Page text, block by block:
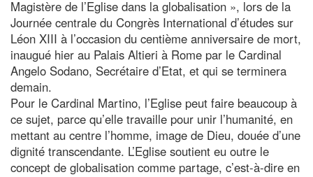
Magistère de l’Eglise dans la globalisation », lors de la
Journée centrale du Congrès International d’études sur
Léon XIII à l’occasion du centième anniversaire de mort,
inaugué hier au Palais Altieri à Rome par le Cardinal
Angelo Sodano, Secrétaire d’Etat, et qui se terminera
demain.
Pour le Cardinal Martino, l’Eglise peut faire beaucoup à
ce sujet, parce qu’elle travaille pour unir l’humanité, en
mettant au centre l’homme, image de Dieu, douée d’une
dignité transcendante. L’Eglise soutient eu outre le
concept de globalisation comme partage, c’est-à-dire en